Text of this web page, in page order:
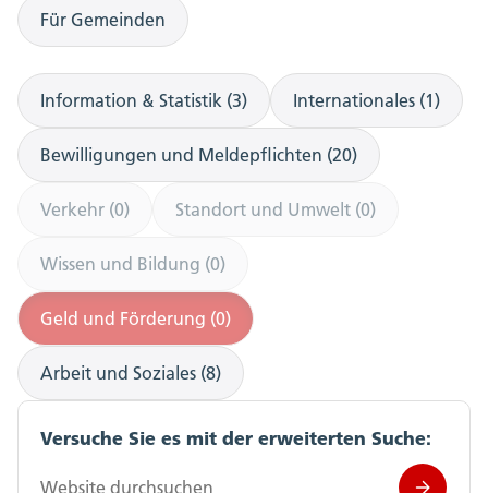
Für Gemeinden
Information & Statistik (3) Internationales (1)
Bewilligungen und Meldepflichten (20)
Verkehr (0) Standort und Umwelt (0)
Wissen und Bildung (0)
Geld und Förderung (0)
Arbeit und Soziales (8)
Versuche Sie es mit der erweiterten Suche: